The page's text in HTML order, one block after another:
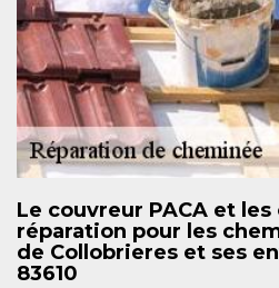
Le couvreur PACA et
réparation pour les
de Collobrieres et ses
83610